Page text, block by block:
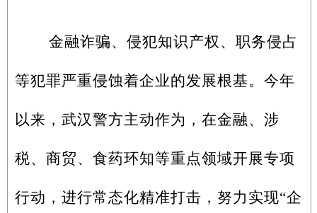
金融诈骗、侵犯知识产权、职务侵占
等犯罪严重侵蚀着企业的发展根基。今年
以来，武汉警方主动作为，在金融、涉
税、商贸、食药环知等重点领域开展专项
行动，进行常态化精准打击，努力实现“企